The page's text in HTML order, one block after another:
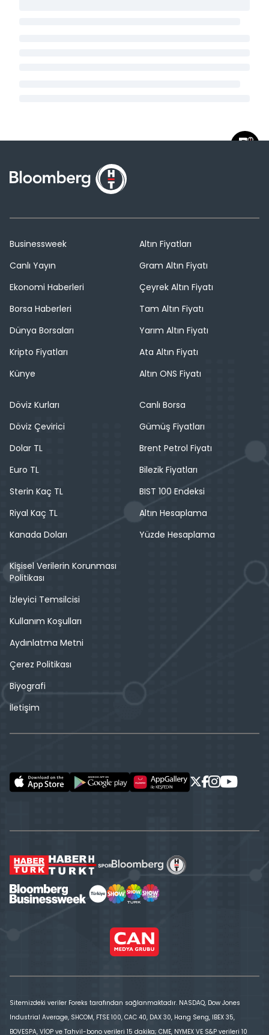
Businessweek
Canlı Yayın
Ekonomi Haberleri
Borsa Haberleri
Dünya Borsaları
Kripto Fiyatları
Künye
Altın Fiyatları
Gram Altın Fiyatı
Çeyrek Altın Fiyatı
Tam Altın Fiyatı
Yarım Altın Fiyatı
Ata Altın Fiyatı
Altın ONS Fiyatı
Döviz Kurları
Döviz Çevirici
Dolar TL
Euro TL
Sterin Kaç TL
Riyal Kaç TL
Kanada Doları
Canlı Borsa
Gümüş Fiyatları
Brent Petrol Fiyatı
Bilezik Fiyatları
BIST 100 Endeksi
Altın Hesaplama
Yüzde Hesaplama
Kişisel Verilerin Korunması
Politikası
İzleyici Temsilcisi
Kullanım Koşulları
Aydınlatma Metni
Çerez Politikası
Biyografi
İletişim
Sitemizdeki veriler Foreks tarafından sağlanmaktadır. NASDAQ, Dow Jones
Industrial Average, SHCOM, FTSE 100, CAC 40, DAX 30, Hang Seng, IBEX 35,
BOVESPA, VİOP ve Tahvil-bono verileri 15 dakika; CME, NYMEX VE S&P verileri 10